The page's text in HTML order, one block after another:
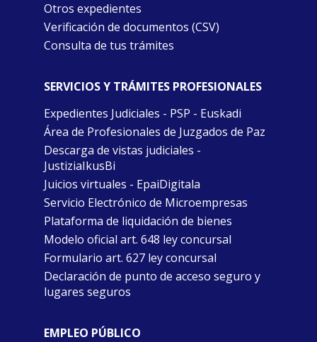
Otros expedientes
Verificación de documentos (CSV)
Consulta de tus trámites
SERVICIOS Y TRÁMITES PROFESIONALES
Expedientes Judiciales - PSP - Euskadi
Área de Profesionales de Juzgados de Paz
Descarga de vistas judiciales -
JustiziaIkusBi
Juicios virtuales - EpaiDigitala
Servicio Electrónico de Microempresas
Plataforma de liquidación de bienes
Modelo oficial art. 648 ley concursal
Formulario art. 627 ley concursal
Declaración de punto de acceso seguro y
lugares seguros
EMPLEO PÚBLICO